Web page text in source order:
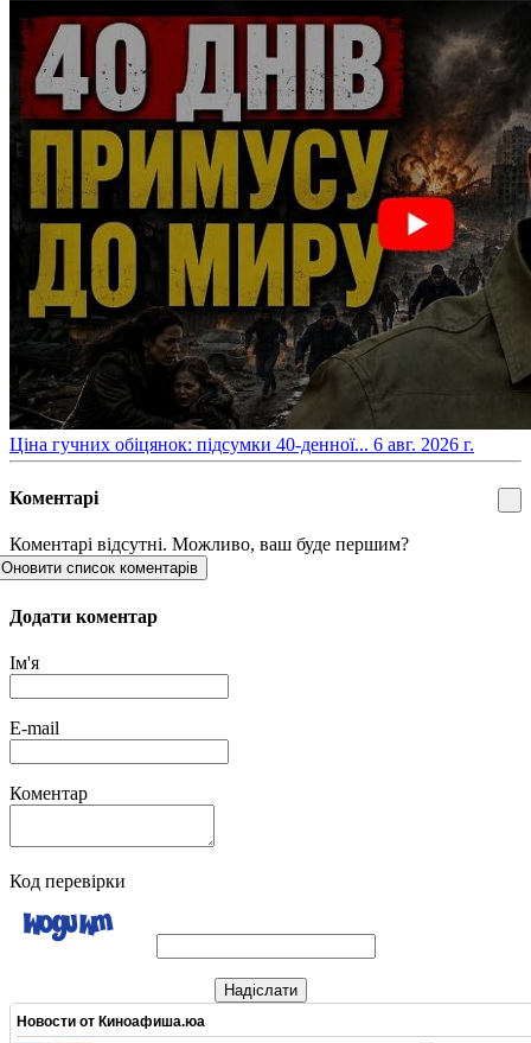
​Ціна гучних обіцянок: підсумки 40-денної... 6 авг. 2026 г.
Коментарі
Коментарі відсутні. Можливо, ваш буде першим?
Оновити список коментарів
Додати коментар
Ім'я
E-mail
Коментар
Код перевірки
Надіслати
Новости от Киноафиша.юа